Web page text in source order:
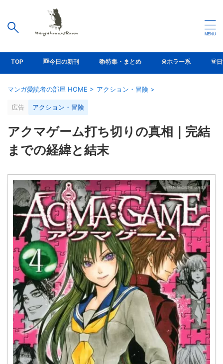
TOP 🆕今日の新刊 📚特集・まとめ ☠ホラー系 🌞
マンガ愛読者の部屋 HOME > アクション・冒険 >
広告 アクション・冒険
アクマゲーム打ち切りの真相｜完結
までの経緯と結末